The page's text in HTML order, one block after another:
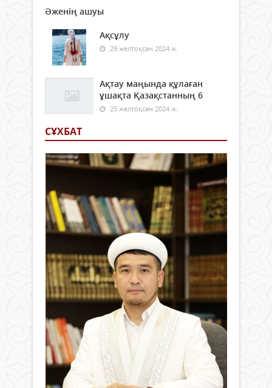
Әженің ашуы
Ақсұлу
29 желтоқсан 2024 ж.
Ақтау маңында құлаған
ұшақта Қазақстанның 6
25 желтоқсан 2024 ж.
СҰХБАТ